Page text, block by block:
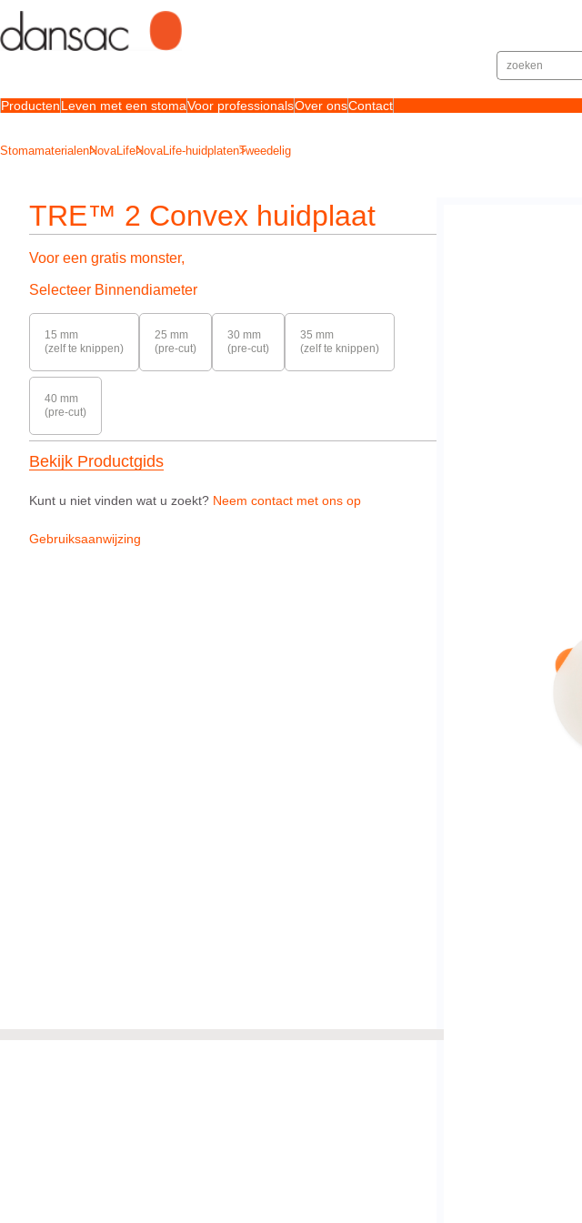
ProductenLeven met een stomaVoor professionalsOver onsContact
StomamaterialenNovaLifeNovaLife-huidplatenTweedelig
TRE™ 2 Convex huidplaat
Voor een gratis monster,
Selecteer Binnendiameter
15 mm
(zelf te knippen)
25 mm
(pre-cut)
30 mm
(pre-cut)
35 mm
(zelf te knippen)
40 mm
(pre-cut)
Bekijk Productgids
Kunt u niet vinden wat u zoekt? Neem contact met ons op
Gebruiksaanwijzing